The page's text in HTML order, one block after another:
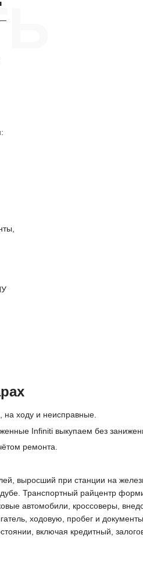
—
ходу и неисправные.
Infiniti выкупаем без
ремонта.
выросший при станции на
Транспортный райцентр
автомобили, кроссоверы,
ходовую, пробег и
включая кредитный,